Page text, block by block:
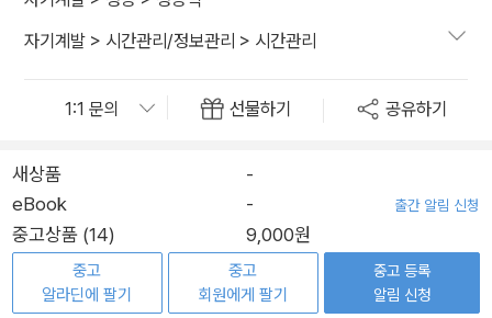
자기계발 > 시간관리/정보관리 > 시간관리
선물하기 공유하기
새상품
-
eBook
- 출간 알림 신청
중고상품 (14) 9,000원
중고
알라딘에 팔기
중고
회원에게 팔기
중고 등록
알림 신청